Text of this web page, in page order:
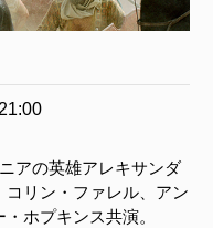
アの英雄アレキサンダ
リン・ファレル、アン
ホプキンス共演。